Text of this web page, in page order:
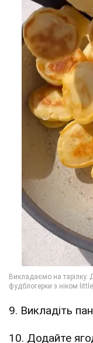
9. Викладіть
10. Додайте